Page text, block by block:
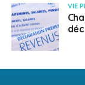
VIE